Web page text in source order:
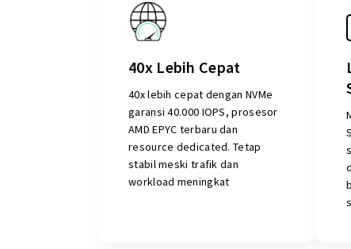
40x Lebih Cepat
40x lebih cepat dengan NVMe
garansi 40.000 IOPS, prosesor
AMD EPYC terbaru dan
resource dedicated. Tetap
stabil meski trafik dan
workload meningkat